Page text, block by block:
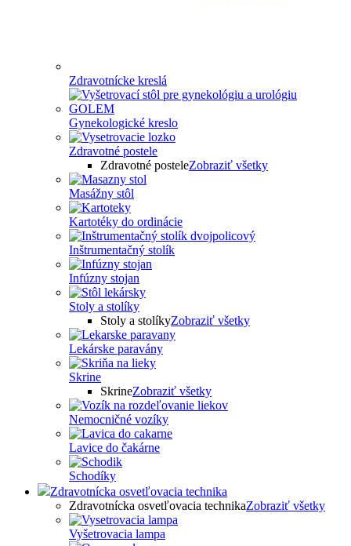
Zdravotnícke kreslá
Gynekologické kreslo
Zdravotné postele
Zdravotné posteleZobraziť všetky
Masážny stôl
Kartotéky do ordinácie
Inštrumentačný stolík
Infúzny stojan
Stoly a stolíky
Stoly a stolíkyZobraziť všetky
Lekárske paravány
Skrine
SkrineZobraziť všetky
Nemocničné vozíky
Lavice do čakárne
Schodíky
Zdravotnícka osvetľovacia technika
Zdravotnícka osvetľovacia technikaZobraziť všetky
Vyšetrovacia lampa